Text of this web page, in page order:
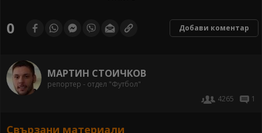
0 Добави коментар
МАРТИН СТОИЧКОВ
репортер - отдел "Футбол"
4265
1
Свързани материали